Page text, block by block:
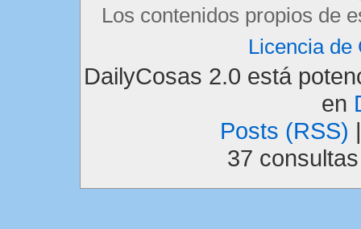
Los contenidos propios de
Licencia de
DailyCosas 2.0 está
en
Posts (RSS)
37